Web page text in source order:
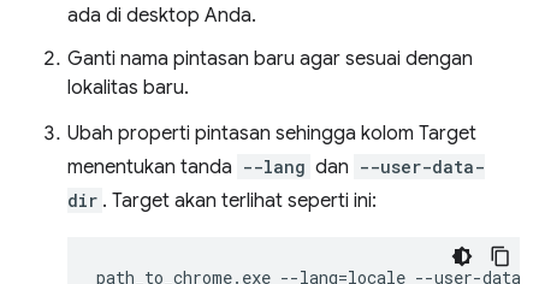
ada di desktop Anda.
Ganti nama pintasan baru agar sesuai dengan
lokalitas baru.
Ubah properti pintasan sehingga kolom Target
menentukan tanda --lang dan --user-data-
dir . Target akan terlihat seperti ini: